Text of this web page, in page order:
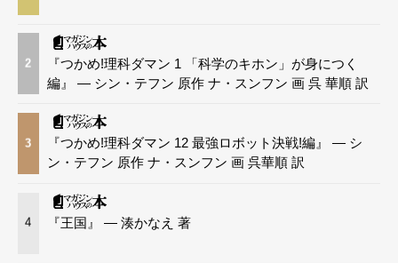
2
『つかめ!理科ダマン 1 「科学のキホン」が身につく
編』 — シン・テフン 原作 ナ・スンフン 画 呉 華順 訳
3
『つかめ!理科ダマン 12 最強ロボット決戦!編』 — シ
ン・テフン 原作 ナ・スンフン 画 呉華順 訳
4 『王国』 — 湊かなえ 著